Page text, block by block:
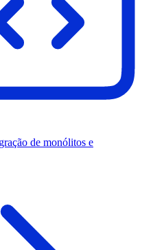
de monólitos e